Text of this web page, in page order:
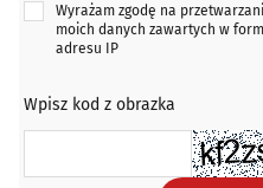
Wyrażam zgodę na
moich danych zawartych w
adresu IP
Wpisz kod z obrazka